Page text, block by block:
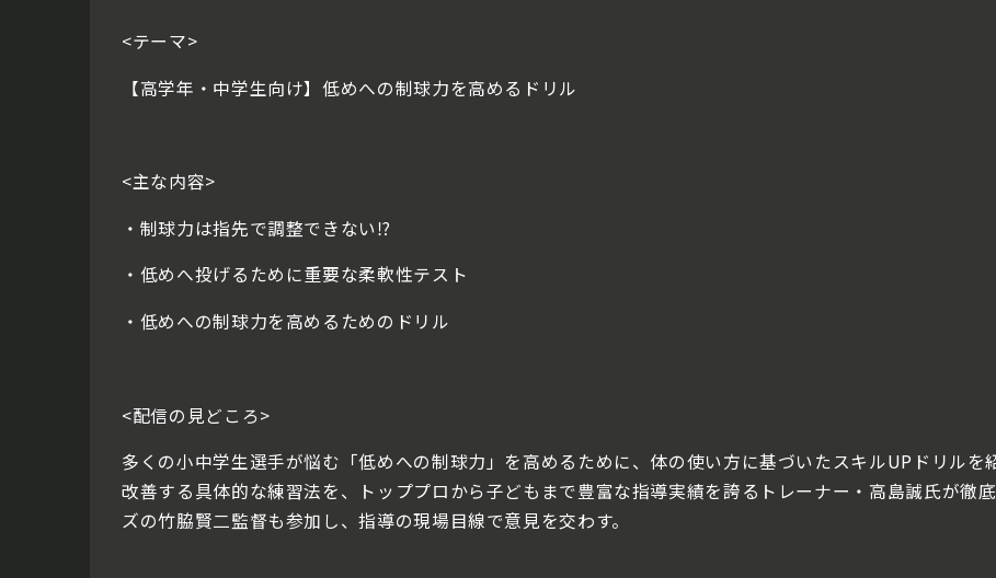
<テーマ>
【高学年・中学生向け】低めへの制球力を高めるドリル
<主な内容>
・制球力は指先で調整できない⁉
・低めへ投げるために重要な柔軟性テスト
・低めへの制球力を高めるためのドリル
<配信の見どころ>
多くの小中学生選手が悩む「低めへの制球力」を高めるために、体の使い方に基づいたスキルUPドリル
改善する具体的な練習法を、トッププロから子どもまで豊富な指導実績を誇るトレーナー・高島誠氏が徹
ズの竹脇賢二監督も参加し、指導の現場目線で意見を交わす。